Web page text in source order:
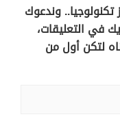
تكنولوجيا.. وندعوك
في التعليقات،
لتكن أول من